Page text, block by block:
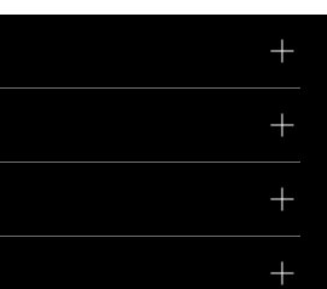
gerade?